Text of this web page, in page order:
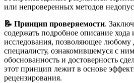
или непроверенных методов
📝 Принцип проверяемости.
содержать подробное описание хода
исследования, позволяющее любому
специалисту, ознакомившемуся с
обоснованность и достоверность
этот принцип лежит в основе
рецензирования.